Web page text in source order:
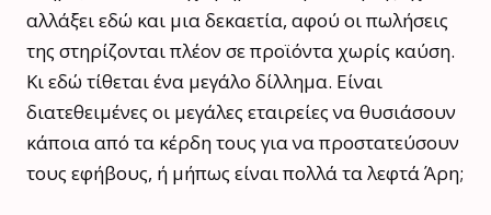
αλλάξει εδώ και μια δεκαετία, αφού οι πωλήσεις
της στηρίζονται πλέον σε προϊόντα χωρίς καύση.
Κι εδώ τίθεται ένα μεγάλο δίλλημα. Είναι
διατεθειμένες οι μεγάλες εταιρείες να θυσιάσουν
κάποια από τα κέρδη τους για να προστατεύσουν
τους εφήβους, ή μήπως είναι πολλά τα λεφτά Άρη;